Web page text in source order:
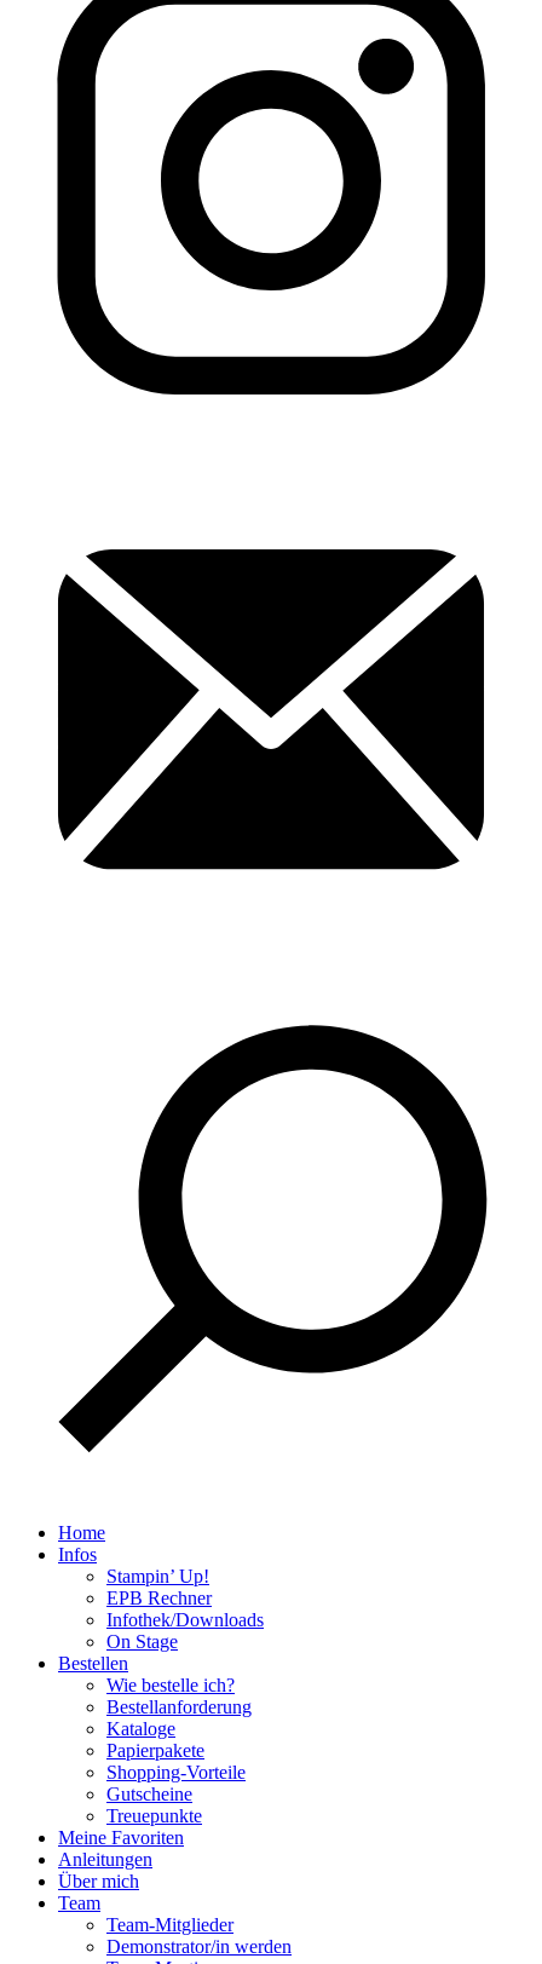
Home
Infos
Stampin’ Up!
EPB Rechner
Infothek/Downloads
On Stage
Bestellen
Wie bestelle ich?
Bestellanforderung
Kataloge
Papierpakete
Shopping-Vorteile
Gutscheine
Treuepunkte
Meine Favoriten
Anleitungen
Über mich
Team
Team-Mitglieder
Demonstrator/in werden